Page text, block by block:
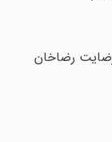
رضاخان